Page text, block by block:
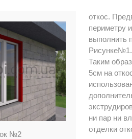
№2
откос.
периметру
выполнить
Рисунке№1.
Таким
5см на
ни пар ни
отделки